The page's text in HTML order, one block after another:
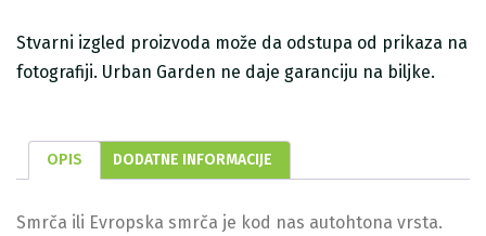
Stvarni izgled proizvoda može da odstupa od prikaza na
fotografiji. Urban Garden ne daje garanciju na biljke.
OPIS DODATNE INFORMACIJE
Smrča ili Evropska smrča je kod nas autohtona vrsta.